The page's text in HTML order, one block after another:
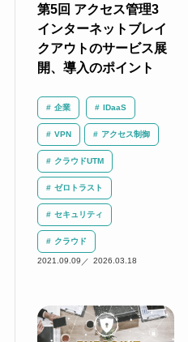
第5回 アクセス管理3
インターネットブレイ
クアウトのサービス展
開、導入のポイント
企業 IDaaS
VPN アクセス制御
クラウドUTM
ゼロトラスト
セキュリティ
クラウド
2021.09.09 2026.03.18